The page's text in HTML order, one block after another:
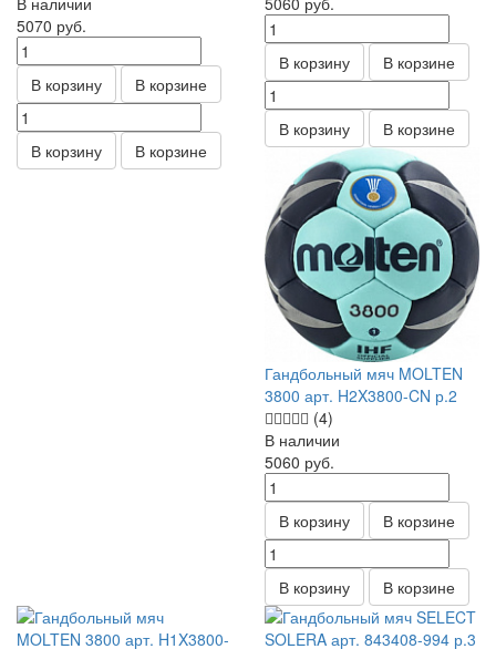
5070 руб.
В корзину В корзине
В корзину В корзине
В корзину В корзине
В корзину В корзине
Гандбольный мяч MOLTEN
3800 арт. H2X3800-CN р.2
(4)
В наличии
5060 руб.
В корзину В корзине
В корзину В корзине